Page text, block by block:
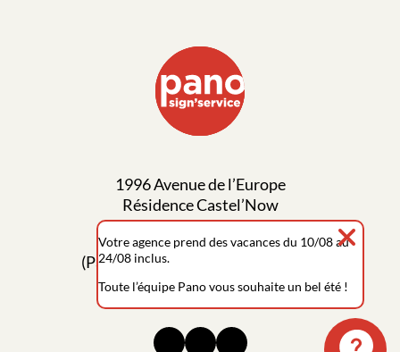
1996 Avenue de l’Europe
Résidence Castel’Now
34170 Castelnau-le-Lez
(Parking disponible avant l’agence)
04 11 28 20 18
Votre agence prend des vacances du 10/08 au
24/08 inclus.
Toute l’équipe Pano vous souhaite un bel été !